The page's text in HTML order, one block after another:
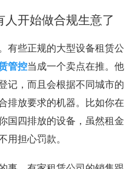
开始做合规生意了
有些正规的大型设备租赁公
管控当成一个卖点在推。他
记，而且会根据不同城市的
排放要求的机器。比如你在
国四排放的设备，虽然租金
用担心罚款。